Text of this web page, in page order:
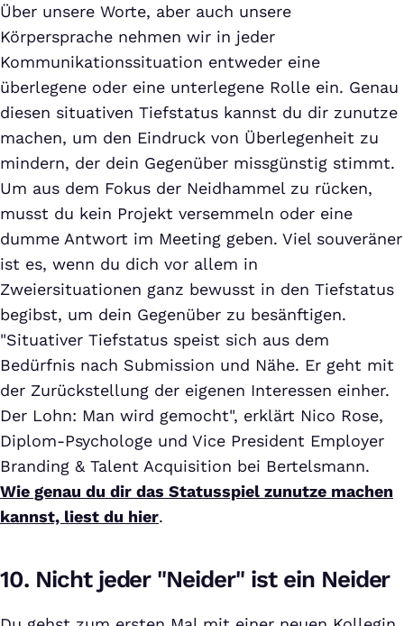
Über unsere Worte, aber auch unsere
Körpersprache nehmen wir in jeder
Kommunikationssituation entweder eine
überlegene oder eine unterlegene Rolle ein. Genau
diesen situativen Tiefstatus kannst du dir zunutze
machen, um den Eindruck von Überlegenheit zu
mindern, der dein Gegenüber missgünstig stimmt.
Um aus dem Fokus der Neidhammel zu rücken,
musst du kein Projekt versemmeln oder eine
dumme Antwort im Meeting geben. Viel souveräner
ist es, wenn du dich vor allem in
Zweiersituationen ganz bewusst in den Tiefstatus
begibst, um dein Gegenüber zu besänftigen.
"Situativer Tiefstatus speist sich aus dem
Bedürfnis nach Submission und Nähe. Er geht mit
der Zurückstellung der eigenen Interessen einher.
Der Lohn: Man wird gemocht", erklärt Nico Rose,
Diplom-Psychologe und Vice President Employer
Branding & Talent Acquisition bei Bertelsmann.
Wie genau du dir das Statusspiel zunutze machen
kannst, liest du hier.
10. Nicht jeder "Neider" ist ein Neider